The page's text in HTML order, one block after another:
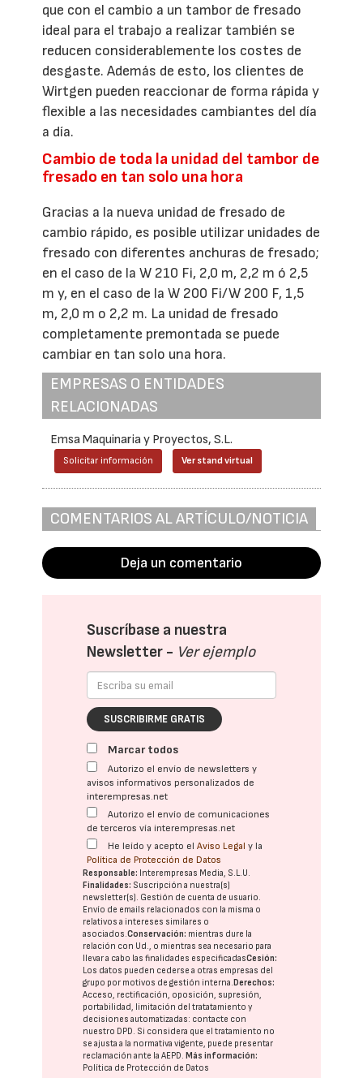
que con el cambio a un tambor de fresado
ideal para el trabajo a realizar también se
reducen considerablemente los costes de
desgaste. Además de esto, los clientes de
Wirtgen pueden reaccionar de forma rápida y
flexible a las necesidades cambiantes del día
a día.
Cambio de toda la unidad del tambor de
fresado en tan solo una hora
Gracias a la nueva unidad de fresado de
cambio rápido, es posible utilizar unidades de
fresado con diferentes anchuras de fresado;
en el caso de la W 210 Fi, 2,0 m, 2,2 m ó 2,5
m y, en el caso de la W 200 Fi/W 200 F, 1,5
m, 2,0 m o 2,2 m. La unidad de fresado
completamente premontada se puede
cambiar en tan solo una hora.
EMPRESAS O ENTIDADES
RELACIONADAS
Emsa Maquinaria y Proyectos, S.L.
Solicitar información Ver stand virtual
COMENTARIOS AL ARTÍCULO/NOTICIA
Deja un comentario
Suscríbase a nuestra
Newsletter - Ver ejemplo
SUSCRIBIRME GRATIS
Marcar todos
Autorizo el envío de newsletters y
avisos informativos personalizados de
interempresas.net
Autorizo el envío de comunicaciones
de terceros vía interempresas.net
He leído y acepto elAviso Legal y la
Política de Protección de Datos
Responsable: Interempresas Media, S.L.U.
Finalidades: Suscripción a nuestra(s)
newsletter(s). Gestión de cuenta de usuario.
Envío de emails relacionados con la misma o
relativos a intereses similares o
asociados.Conservación: mientras dure la
relación con Ud., o mientras sea necesario para
llevar a cabo las finalidades especificadasCesión:
Los datos pueden cederse a otras empresas del
grupo por motivos de gestión interna. Derechos:
Acceso, rectificación, oposición, supresión,
portabilidad, limitación del tratatamiento y
decisiones automatizadas: contacte con
nuestro DPD. Si considera que el tratamiento no
se ajusta a la normativa vigente, puede presentar
reclamación ante laAEPD. Más información:
Política de Protección de Datos